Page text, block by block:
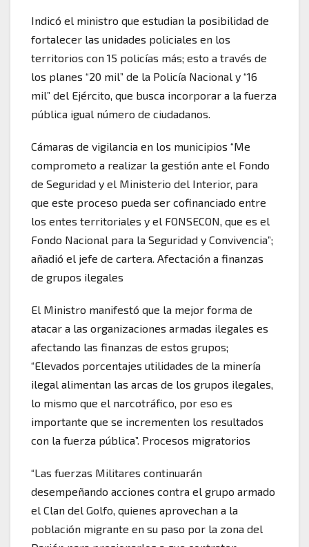
Indicó el ministro que estudian la posibilidad de
fortalecer las unidades policiales en los
territorios con 15 policías más; esto a través de
los planes “20 mil” de la Policía Nacional y “16
mil” del Ejército, que busca incorporar a la fuerza
pública igual número de ciudadanos.
Cámaras de vigilancia en los municipios “Me
comprometo a realizar la gestión ante el Fondo
de Seguridad y el Ministerio del Interior, para
que este proceso pueda ser cofinanciado entre
los entes territoriales y el FONSECON, que es el
Fondo Nacional para la Seguridad y Convivencia”;
añadió el jefe de cartera. Afectación a finanzas
de grupos ilegales
El Ministro manifestó que la mejor forma de
atacar a las organizaciones armadas ilegales es
afectando las finanzas de estos grupos;
“Elevados porcentajes utilidades de la minería
ilegal alimentan las arcas de los grupos ilegales,
lo mismo que el narcotráfico, por eso es
importante que se incrementen los resultados
con la fuerza pública”. Procesos migratorios
“Las fuerzas Militares continuarán
desempeñando acciones contra el grupo armado
el Clan del Golfo, quienes aprovechan a la
población migrante en su paso por la zona del